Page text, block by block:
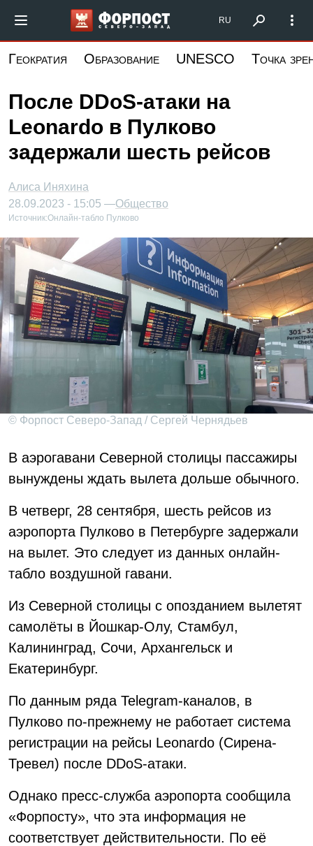
основному
Форпост Северо-Запад
RU
Геократия Образование UNESCO Точка
После DDoS-атаки на
Leonardo в Пулково
задержали шесть рейсов
Алиса Иняхина
28.09.2023 - 15:05 —Общество
Источник:Онлайн-табло Пулково
© Форпост Северо-Запад / Сергей Чернядьев
В аэрогавани Северной столицы пассажиры
вынуждены ждать вылета дольше обычного.
В четверг, 28 сентября, шесть рейсов из
аэропорта Пулково в Петербурге задержали
на вылет. Это следует из данных онлайн-
табло воздушной гавани.
Из Северной столицы с опозданием вылетят
самолёты в Йошкар-Олу, Стамбул,
Калининград, Сочи, Архангельск и
Екатеринбург.
По данным ряда Telegram-каналов, в
Пулково по-прежнему не работает система
регистрации на рейсы Leonardo (Сирена-
Тревел) после DDoS-атаки.
Однако пресс-служба аэропорта сообщила
«Форпосту», что эта информация не
соответствует действительности. По её